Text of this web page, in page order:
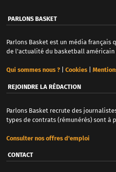
PARLONS BASKET
Parlons Basket est un média français
de l'actualité du basketball américain
Qui sommes nous ?| Cookies|
REJOINDRE LA RÉDACTION
Parlons Basket recrute des
types de contrats (rémunérés) sont à
Consulter nos offres d'emploi
CONTACT